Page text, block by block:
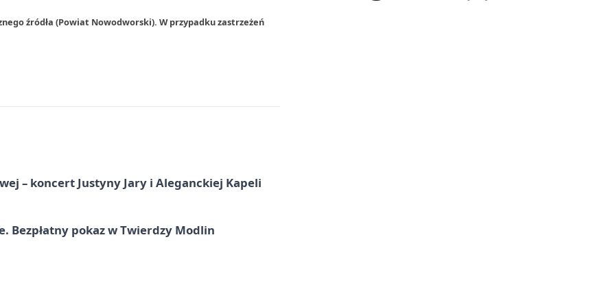
źródła (Powiat Nowodworski). W przypadku zastrzeżeń
– koncert Justyny Jary i Aleganckiej Kapeli
Bezpłatny pokaz w Twierdzy Modlin